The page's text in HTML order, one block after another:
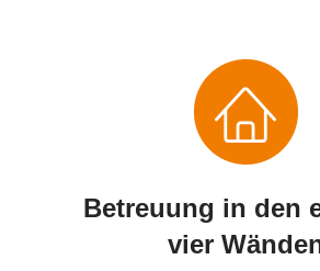
Betreuung in den
vier